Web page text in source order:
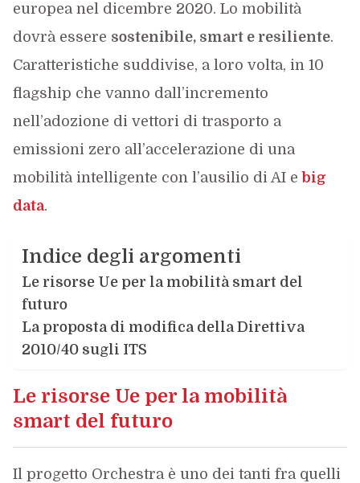
europea nel dicembre 2020. Lo mobilità
dovrà essere sostenibile, smart e resiliente.
Caratteristiche suddivise, a loro volta, in 10
flagship che vanno dall’incremento
nell’adozione di vettori di trasporto a
emissioni zero all’accelerazione di una
mobilità intelligente con l’ausilio di AI e big
data.
Indice degli argomenti
Le risorse Ue per la mobilità smart del
futuro
La proposta di modifica della Direttiva
2010/40 sugli ITS
Le risorse Ue per la mobilità
smart del futuro
Il progetto Orchestra è uno dei tanti fra quelli